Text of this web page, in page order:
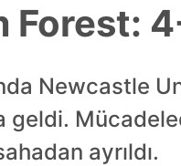
Newcastle
geldi.
ayrıldı.